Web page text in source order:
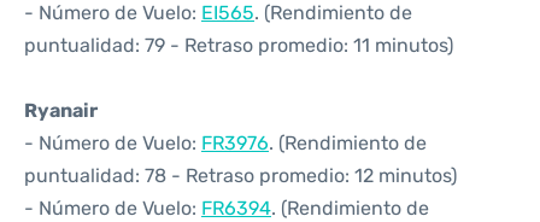
- Número de Vuelo: EI565. (Rendimiento de
puntualidad: 79 - Retraso promedio: 11 minutos)
Ryanair
- Número de Vuelo: FR3976. (Rendimiento de
puntualidad: 78 - Retraso promedio: 12 minutos)
- Número de Vuelo: FR6394. (Rendimiento de